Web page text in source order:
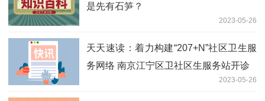
是先有石笋？
2023-05-26
天天速读：着力构建“207+N”社区卫生服
务网络 南京江宁区卫社区生服务站开诊
2023-05-26